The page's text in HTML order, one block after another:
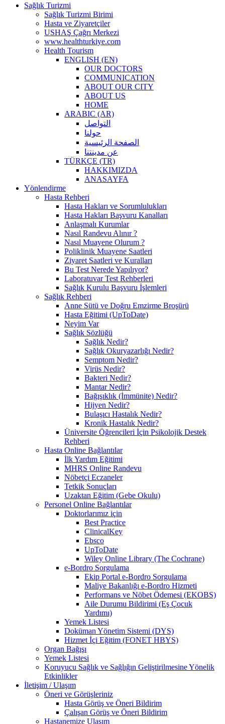
Sağlık Turizmi
Sağlık Turizmi Birimi
Hasta ve Ziyaretçiler
USHAŞ Çağrı Merkezi
www.healthturkiye.com
Health Tourism
ENGLISH (EN)
OUR DOCTORS
COMMUNICATION
ABOUT OUR CITY
ABOUT US
HOME
ARABIC (AR)
التواصل
حولنا
الصفحة الرئيسية
عن مدينتنا
TÜRKÇE (TR)
HAKKIMIZDA
ANASAYFA
Yönlendirme
Hasta Rehberi
Hasta Hakları ve Sorumlulukları
Hasta Hakları Başvuru Kanalları
Anlaşmalı Kurumlar
Nasıl Randevu Alınır ?
Nasıl Muayene Olurum ?
Poliklinik Muayene Saatleri
Ziyaret Saatleri ve Kuralları
Bu Test Nerede Yapılıyor?
Laboratuvar Test Rehberleri
Sağlık Kurulu Başvuru İşlemleri
Sağlık Rehberi
Anne Sütü ve Doğru Emzirme Broşürü
Hasta Eğitimi (UpToDate)
Neyim Var
Sağlık Sözlüğü
Sağlık Nedir?
Sağlık Okuryazarlığı Nedir?
Semptom Nedir?
Virüs Nedir?
Bakteri Nedir?
Mantar Nedir?
Bağışıklık (İmmünite) Nedir?
Hijyen Nedir?
Bulaşıcı Hastalık Nedir?
Kronik Hastalık Nedir?
Üniversite Öğrencileri İçin Psikolojik Destek
Rehberi
Hasta Online Bağlantılar
İlk Yardım Eğitimi
MHRS Online Randevu
Nöbetçi Eczaneler
Tetkik Sonuçları
Uzaktan Eğitim (Gebe Okulu)
Personel Online Bağlantılar
Doktorlarımız için
Best Practice
ClinicalKey
Ebsco
UpToDate
Wiley Online Library (The Cochrane)
e-Bordro Sorgulama
Ekip Portal e-Bordro Sorgulama
Maliye Bakanlığı e-Bordro Hizmeti
Performans ve Nöbet Ödemesi (EKOBS)
Aile Durumu Bildirimi (Eş Çocuk
Yardımı)
Yemek Listesi
Doküman Yönetim Sistemi (DYS)
Hizmet İçi Eğitim (FONET HBYS)
Organ Bağışı
Yemek Listesi
Koruyucu Sağlık ve Sağlığın Geliştirilmesine Yönelik
Etkinlikler
İletişim / Ulaşım
Öneri ve Görüşleriniz
Hasta Görüş ve Öneri Bildirim
Çalışan Görüş ve Öneri Bildirim
Hastanemize Ulaşım